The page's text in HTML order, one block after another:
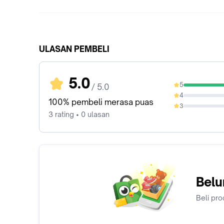
ULASAN PEMBELI
5.0 / 5.0
100% pembeli merasa puas
3 rating • 0 ulasan
5
100%
4
0%
3
0%
Beli